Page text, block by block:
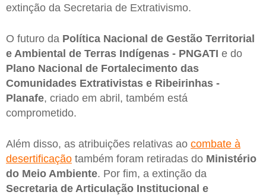
extinção da Secretaria de Extrativismo.
O futuro da Política Nacional de Gestão Territorial
e Ambiental de Terras Indígenas - PNGATI e do
Plano Nacional de Fortalecimento das
Comunidades Extrativistas e Ribeirinhas -
Planafe, criado em abril, também está
comprometido.
Além disso, as atribuições relativas ao combate à
desertificação também foram retiradas do Ministério
do Meio Ambiente. Por fim, a extinção da
Secretaria de Articulação Institucional e